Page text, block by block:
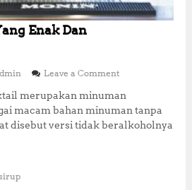
Enak Dan
Leave a Commento
R
e
s
merupakan minuman
macam bahan minuman tanpa
disebut versi tidak beralkoholnya